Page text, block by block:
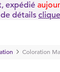
expédié
détails
Coloration